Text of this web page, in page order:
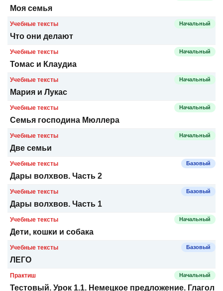
Моя семья
Учебные тексты Начальный
Что они делают
Учебные тексты Начальный
Томас и Клаудиа
Учебные тексты Начальный
Мария и Лукас
Учебные тексты Начальный
Семья господина Мюллера
Учебные тексты Начальный
Две семьи
Учебные тексты Базовый
Дары волхвов. Часть 2
Учебные тексты Базовый
Дары волхвов. Часть 1
Учебные тексты Начальный
Дети, кошки и собака
Учебные тексты Базовый
ЛЕГО
Практиш Начальный
Тестовый. Урок 1.1. Немецкое предложение. Глагол